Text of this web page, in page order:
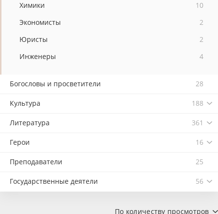
Химики
10
Экономисты
2
Юристы
2
Инженеры
4
Богословы и просветители 28
Культура 188
Литература 361
Герои 16
Преподаватели 25
Государственные деятели 56
По количеству просмотров